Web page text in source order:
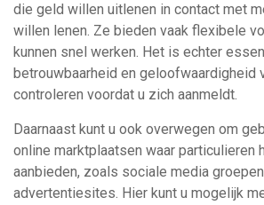
die geld willen uitlenen in contact met
willen lenen. Ze bieden vaak flexibele
kunnen snel werken. Het is echter
betrouwbaarheid en geloofwaardigheid
controleren voordat u zich aanmeldt.
Daarnaast kunt u ook overwegen om
online marktplaatsen waar particulieren
aanbieden, zoals sociale media
advertentiesites. Hier kunt u mogelijk